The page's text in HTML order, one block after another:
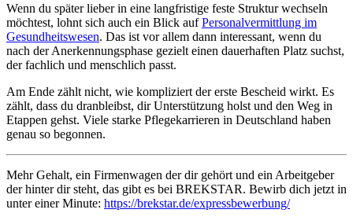
Wenn du später lieber in eine langfristige feste Struktur wechseln
möchtest, lohnt sich auch ein Blick aufPersonalvermittlung im
Gesundheitswesen. Das ist vor allem dann interessant, wenn du
nach der Anerkennungsphase gezielt einen dauerhaften Platz suchst,
der fachlich und menschlich passt.
Am Ende zählt nicht, wie kompliziert der erste Bescheid wirkt. Es
zählt, dass du dranbleibst, dir Unterstützung holst und den Weg in
Etappen gehst. Viele starke Pflegekarrieren in Deutschland haben
genau so begonnen.
Mehr Gehalt, ein Firmenwagen der dir gehört und ein Arbeitgeber
der hinter dir steht, das gibt es bei BREKSTAR. Bewirb dich jetzt in
unter einer Minute: https://brekstar.de/expressbewerbung/